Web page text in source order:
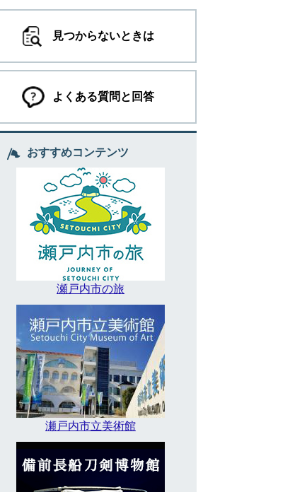
見つからないときは
よくある質問と回答
おすすめコンテンツ
瀬戸内市の旅
瀬戸内市立美術館